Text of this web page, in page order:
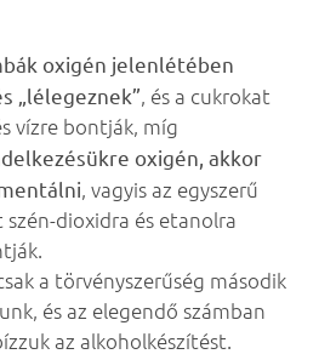
oxigén jelenlétében
„lélegeznek”, és a cukrokat
vízre bontják, míg
oxigén, akkor
, vagyis az egyszerű
dioxidra és etanolra
a törvényszerűség második
és az elegendő számban
az alkoholkészítést.